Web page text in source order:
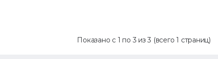
Показано с 1 по 3 из 3 (всего 1 страниц)